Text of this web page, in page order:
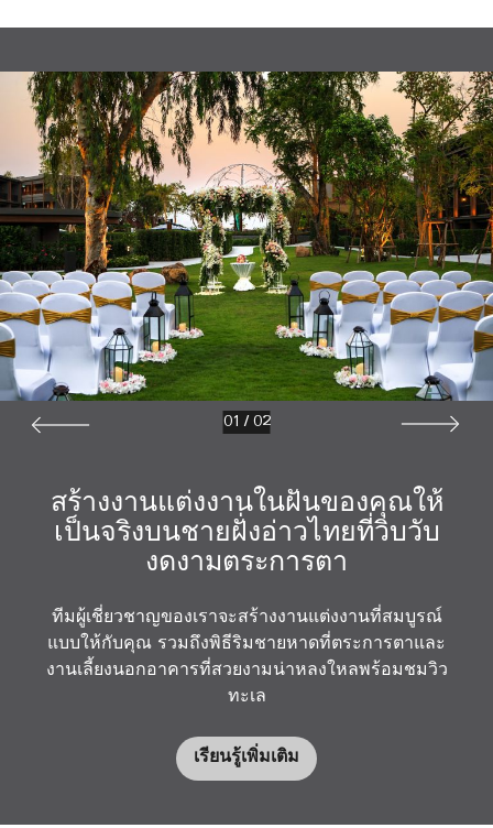
สร้างงานแต่งงานในฝันของคุณให้
เป็นจริงบนชายฝั่งอ่าวไทยที่วิบวับ
งดงามตระการตา
ทีมผู้เชี่ยวชาญของเราจะสร้างงานแต่งงานที่สมบูรณ์
แบบให้กับคุณ รวมถึงพิธีริมชายหาดที่ตระการตาและ
งานเลี้ยงนอกอาคารที่สวยงามน่าหลงใหลพร้อมชมวิว
ทะเล
เรียนรู้เพิ่มเติม
01 / 02